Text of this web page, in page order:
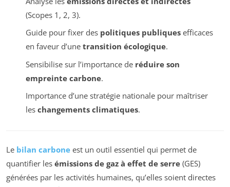
(Scopes 1, 2, 3).
Guide pour fixer des politiques publiquesefficaces
en faveur d’une transition écologique.
Sensibilise sur l’importance de réduire son
empreinte carbone.
Importance d’une stratégie nationale pour maîtriser
les changements climatiques.
Le bilan carbone est un outil essentiel qui permet de
quantifier les émissions de gaz à effet de serre (GES)
générées par les activités humaines, qu’elles soient directes